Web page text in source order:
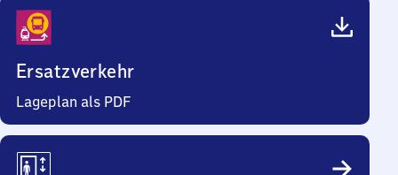
Ersatzverkehr
Lageplan als PDF